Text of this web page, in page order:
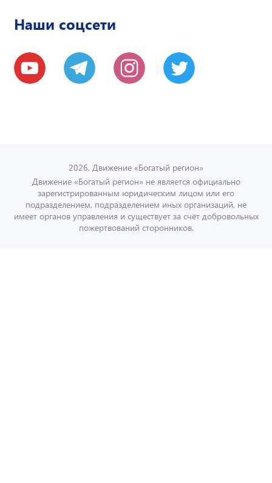
Наши соцсети
2026, Движение «Богатый регион»
Движение «Богатый регион» не является официально
зарегистрированным юридическим лицом или его
подразделением, подразделением иных организаций, не
имеет органов управления и существует за счёт добровольных
пожертвований сторонников.